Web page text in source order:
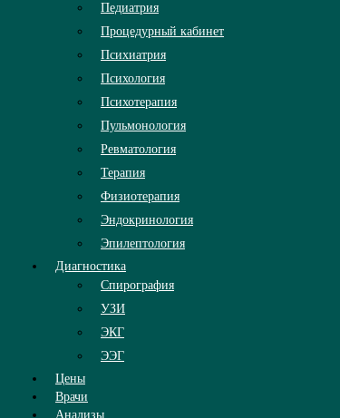
Педиатрия
Процедурный кабинет
Психиатрия
Психология
Психотерапия
Пульмонология
Ревматология
Терапия
Физиотерапия
Эндокринология
Эпилептология
Диагностика
Спирография
УЗИ
ЭКГ
ЭЭГ
Цены
Врачи
Анализы